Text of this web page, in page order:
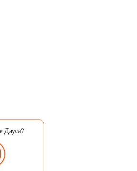
Дауса?